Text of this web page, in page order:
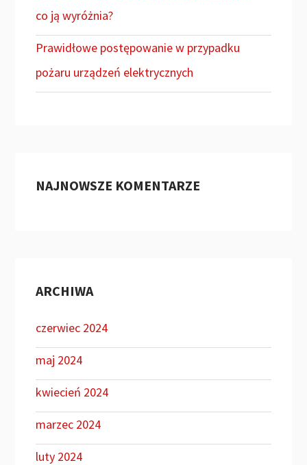
co ją wyróżnia?
Prawidłowe postępowanie w przypadku
pożaru urządzeń elektrycznych
NAJNOWSZE KOMENTARZE
ARCHIWA
czerwiec 2024
maj 2024
kwiecień 2024
marzec 2024
luty 2024